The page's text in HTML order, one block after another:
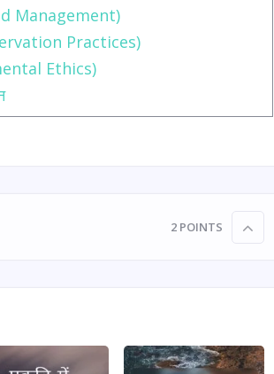
Management)
Practices)
Ethics)
2 POINTS